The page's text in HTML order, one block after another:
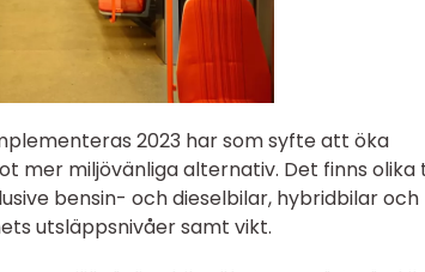
2023 har som syfte att öka
mer miljövänliga alternativ. Det finns olika
bensin- och dieselbilar, hybridbilar och
utsläppsnivåer samt vikt.